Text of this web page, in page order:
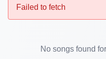
Failed to fetch
No songs found